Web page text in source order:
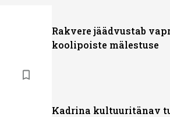
Rakvere jäädvustab
koolipoiste mälestuse
Kadrina kultuuritänav